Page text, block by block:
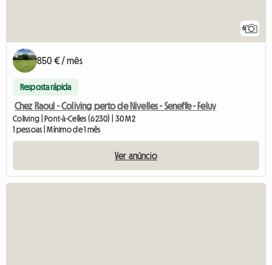
6
850 € / mês
Resposta rápida
Chez Raoul - Coliving perto de Nivelles - Seneffe - Feluy
Coliving | Pont-à-Celles (6230) | 30 M2
1 pessoas | Mínimo de 1 mês
Ver anúncio